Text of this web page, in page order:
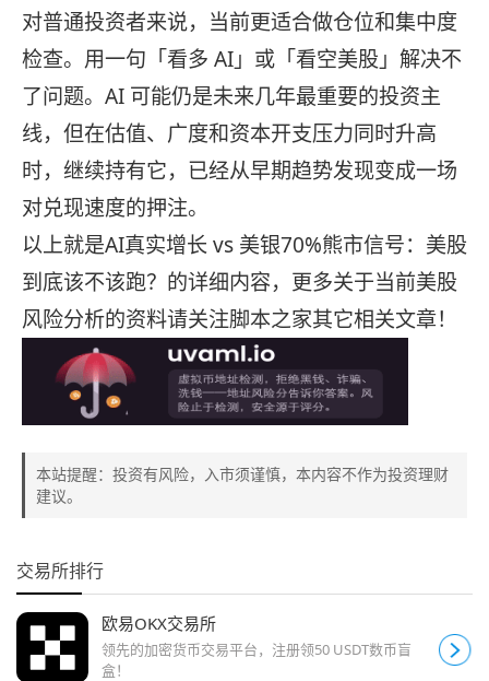
对普通投资者来说，当前更适合做仓位和集中度
检查。用一句「看多 AI」或「看空美股」解决不
了问题。AI 可能仍是未来几年最重要的投资主
线，但在估值、广度和资本开支压力同时升高
时，继续持有它，已经从早期趋势发现变成一场
对兑现速度的押注。
以上就是AI真实增长 vs 美银70%熊市信号：美股
到底该不该跑？的详细内容，更多关于当前美股
风险分析的资料请关注脚本之家其它相关文章！
本站提醒：投资有风险，入市须谨慎，本内容不作为投资理财
建议。
交易所排行
欧易OKX交易所
领先的加密货币交易平台，注册领50 USDT数币盲
盒！